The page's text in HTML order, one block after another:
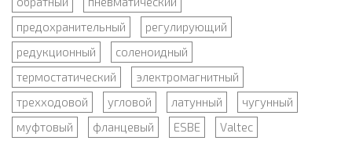
предохранительный
регулирующий
редукционный
соленоидный
термостатический
электромагнитный
трехходовой
угловой латунный
чугунный
муфтовый
фланцевый ESBE Valtec